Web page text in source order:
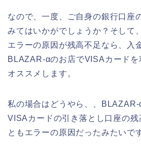
なので、一度、ご自身の銀行口座
みてはいかがでしょうか？そして
エラーの原因が残高不足なら、入
BLAZAR-αのお店でVISAカードを
オススメします。
私の場合はどうやら、、BLAZAR-
VISAカードの引き落とし口座の残
ともエラーの原因だったみたいで